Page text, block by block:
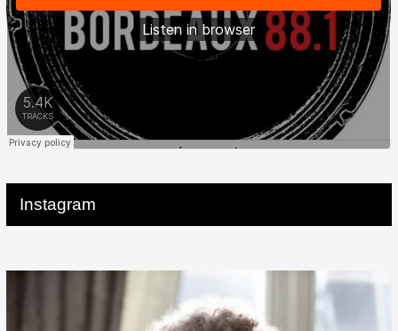
Instagram